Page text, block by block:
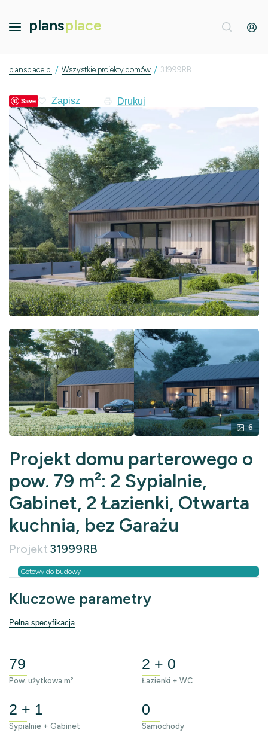
plansplace
plansplace.pl / Wszystkie projekty domów / 31999RB
Save Drukuj
6
Projekt domu parterowego o
pow. 79 m²: 2 Sypialnie,
Gabinet, 2 Łazienki, Otwarta
kuchnia, bez Garażu
Projekt 31999RB
Gotowy do budowy
Kluczowe parametry
Pełna specyfikacja
79
Pow. użytkowa m²
2 + 0
Łazienki + WC
2 + 1
Sypialnie + Gabinet
0
Samochody